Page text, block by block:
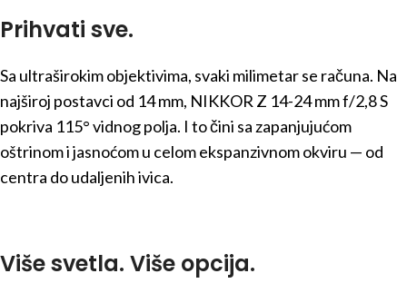
Prihvati sve.
Sa ultraširokim objektivima, svaki milimetar se računa. Na
najširoj postavci od 14 mm, NIKKOR Z 14-24 mm f/2,8 S
pokriva 115° vidnog polja. I to čini sa zapanjujućom
oštrinom i jasnoćom u celom ekspanzivnom okviru — od
centra do udaljenih ivica.
Više svetla. Više opcija.